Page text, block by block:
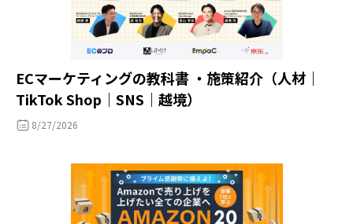
ECマーケティングの教科書 ・施策紹介（人材｜
TikTok Shop｜SNS｜越境）
8/27/2026